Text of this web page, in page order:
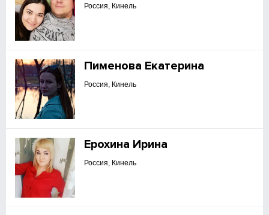
Россия, Кинель
Пименова Екатерина
Россия, Кинель
Ерохина Ирина
Россия, Кинель